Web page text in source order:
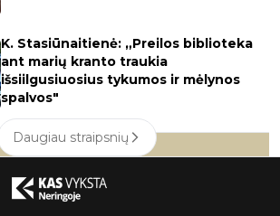
K. Stasiūnaitienė: „Preilos biblioteka
ant marių kranto traukia
išsiilgusiuosius tykumos ir mėlynos
spalvos"
Daugiau straipsnių